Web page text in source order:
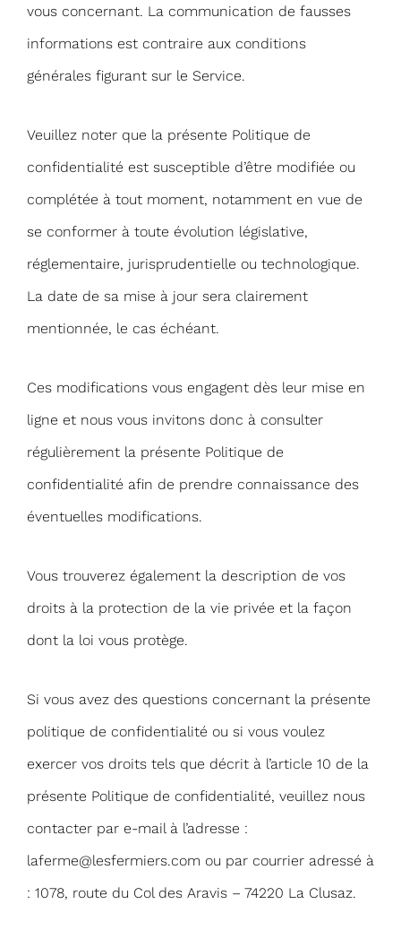
vous concernant. La communication de fausses
informations est contraire aux conditions
générales figurant sur le Service.
Veuillez noter que la présente Politique de
confidentialité est susceptible d’être modifiée ou
complétée à tout moment, notamment en vue de
se conformer à toute évolution législative,
réglementaire, jurisprudentielle ou technologique.
La date de sa mise à jour sera clairement
mentionnée, le cas échéant.
Ces modifications vous engagent dès leur mise en
ligne et nous vous invitons donc à consulter
régulièrement la présente Politique de
confidentialité afin de prendre connaissance des
éventuelles modifications.
Vous trouverez également la description de vos
droits à la protection de la vie privée et la façon
dont la loi vous protège.
Si vous avez des questions concernant la présente
politique de confidentialité ou si vous voulez
exercer vos droits tels que décrit à l’article 10 de la
présente Politique de confidentialité, veuillez nous
contacter par e-mail à l’adresse :
laferme@lesfermiers.com ou par courrier adressé à
: 1078, route du Col des Aravis – 74220 La Clusaz.